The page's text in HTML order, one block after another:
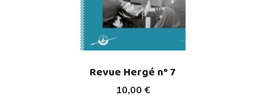
10,00 €
Revue Hergé n° 7